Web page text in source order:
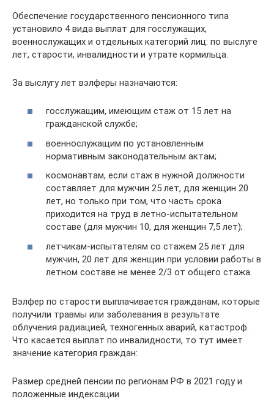
Обеспечение государственного пенсионного типа
установило 4 вида выплат для госслужащих,
военнослужащих и отдельных категорий лиц: по выслуге
лет, старости, инвалидности и утрате кормильца.
За выслугу лет вэлферы назначаются:
госслужащим, имеющим стаж от 15 лет на
гражданской службе;
военнослужащим по установленным
нормативным законодательным актам;
космонавтам, если стаж в нужной должности
составляет для мужчин 25 лет, для женщин 20
лет, но только при том, что часть срока
приходится на труд в летно-испытательном
составе (для мужчин 10, для женщин 7,5 лет);
летчикам-испытателям со стажем 25 лет для
мужчин, 20 лет для женщин при условии работы в
летном составе не менее 2/3 от общего стажа.
Вэлфер по старости выплачивается гражданам, которые
получили травмы или заболевания в результате
облучения радиацией, техногенных аварий, катастроф.
Что касается выплат по инвалидности, то тут имеет
значение категория граждан:
Размер средней пенсии по регионам РФ в 2021 году и
положенные индексации